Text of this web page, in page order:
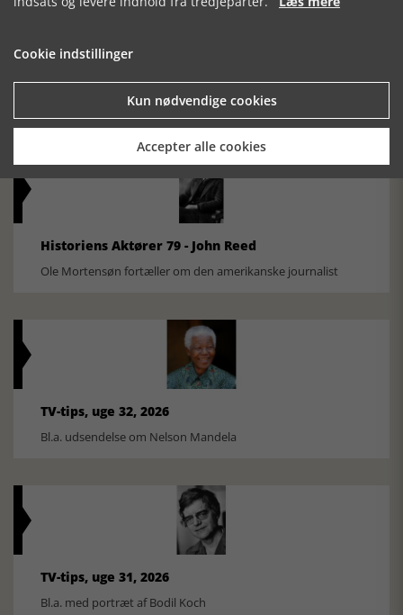
Historisk festival i Faaborg
oktober - 1. november 2026
Historiens Aktører 79 - John Reed
Ole Mortensøn fortæller om den amerikanske journalist
TV-tips, uge 32, 2026
Bl.a. udsendelse om Nelson Mandela
TV-tips, uge 31, 2026
Bl.a. med portræt af Bodil Koch
Cookie indstillinger
Kun nødvendige cookies
Accepter alle cookies